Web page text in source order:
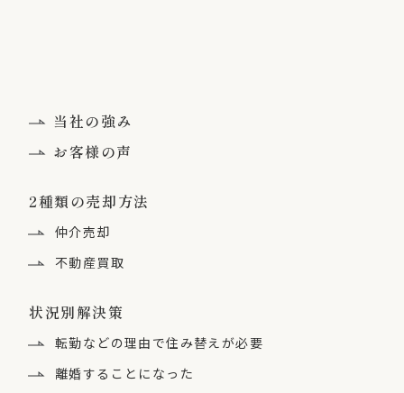
Referral Network）および電子メールを利用
して、当該国のセンチュリー21加盟店に提供し
当該国の名称：お客様のご希望の外国
る情報：個人情報保護委員会が公表する「外国にお
る情報提供文書に記載されております。（https://
www.ppc.go.jp/personalinfo/legal/kaiseihog
ohou/#gaikoku）
当社の強み
お客様の声
2種類の売却方法
仲介売却
不動産買取
状況別解決策
転勤などの理由で住み替えが必要
離婚することになった